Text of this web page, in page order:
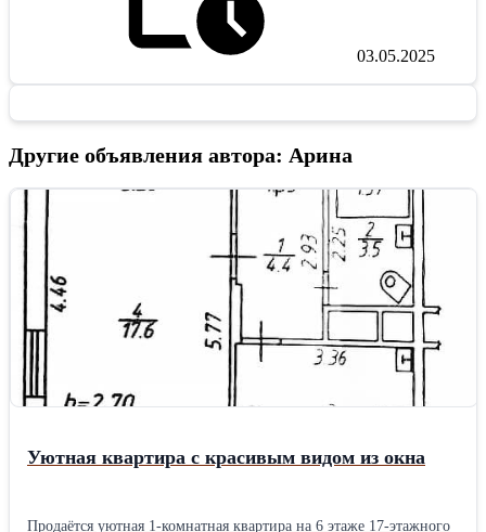
03.05.2025
Другие объявления автора: Арина
Уютная квартира с красивым видом из окна
Продаётся уютная 1-комнатная квартира на 6 этаже 17-этажного